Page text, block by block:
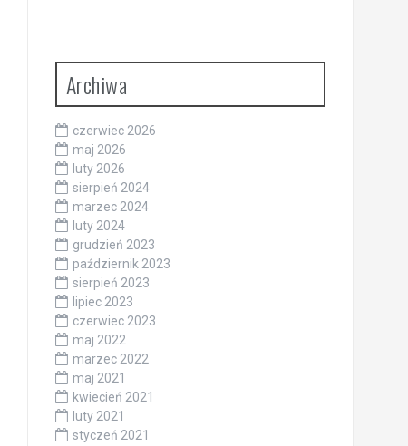
Archiwa
czerwiec 2026
maj 2026
luty 2026
sierpień 2024
marzec 2024
luty 2024
grudzień 2023
październik 2023
sierpień 2023
lipiec 2023
czerwiec 2023
maj 2022
marzec 2022
maj 2021
kwiecień 2021
luty 2021
styczeń 2021